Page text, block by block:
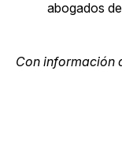
abogados
Con información